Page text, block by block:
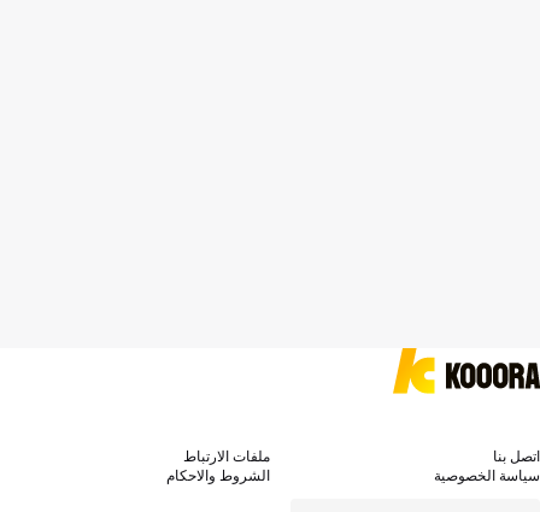
اتصل بنا
ملفات الارتباط
سياسة الخصوصية
الشروط والاحكام